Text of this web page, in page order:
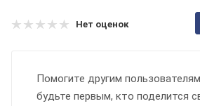
Нет оценок
Помогите другим
будьте первым, кто поделится